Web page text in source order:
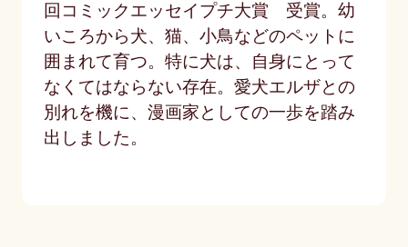
回コミックエッセイプチ大賞 受賞。幼
いころから犬、猫、小鳥などのペットに
囲まれて育つ。特に犬は、自身にとって
なくてはならない存在。愛犬エルザとの
別れを機に、漫画家としての一歩を踏み
出しました。